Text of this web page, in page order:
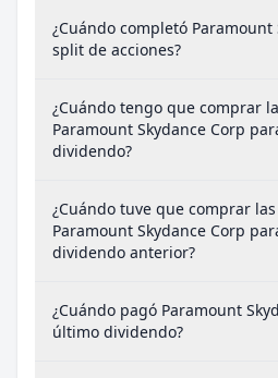
¿Cuándo completó Paramount
split de acciones?
¿Cuándo tengo que comprar
Paramount Skydance Corp
dividendo?
¿Cuándo tuve que comprar
Paramount Skydance Corp
dividendo anterior?
¿Cuándo pagó Paramount
último dividendo?